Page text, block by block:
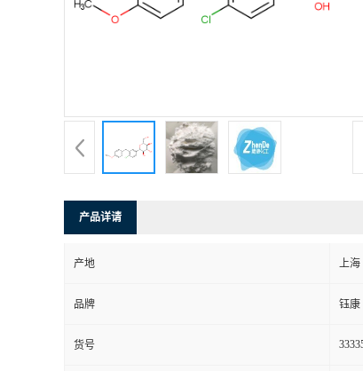
产品详请
产地 上海
品牌 钰康
货号